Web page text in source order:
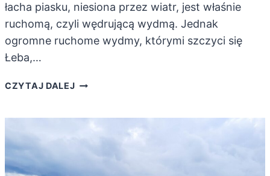
łacha piasku, niesiona przez wiatr, jest właśnie
ruchomą, czyli wędrującą wydmą. Jednak
ogromne ruchome wydmy, którymi szczyci się
Łeba,…
CZYTAJ DALEJŁEBA
WYDMY